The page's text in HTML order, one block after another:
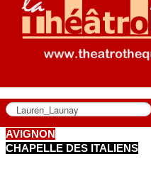
LES TEXTES
LES ANNONCES
LE CLUB
AVIGNON
CHAPELLE DES ITALIENS